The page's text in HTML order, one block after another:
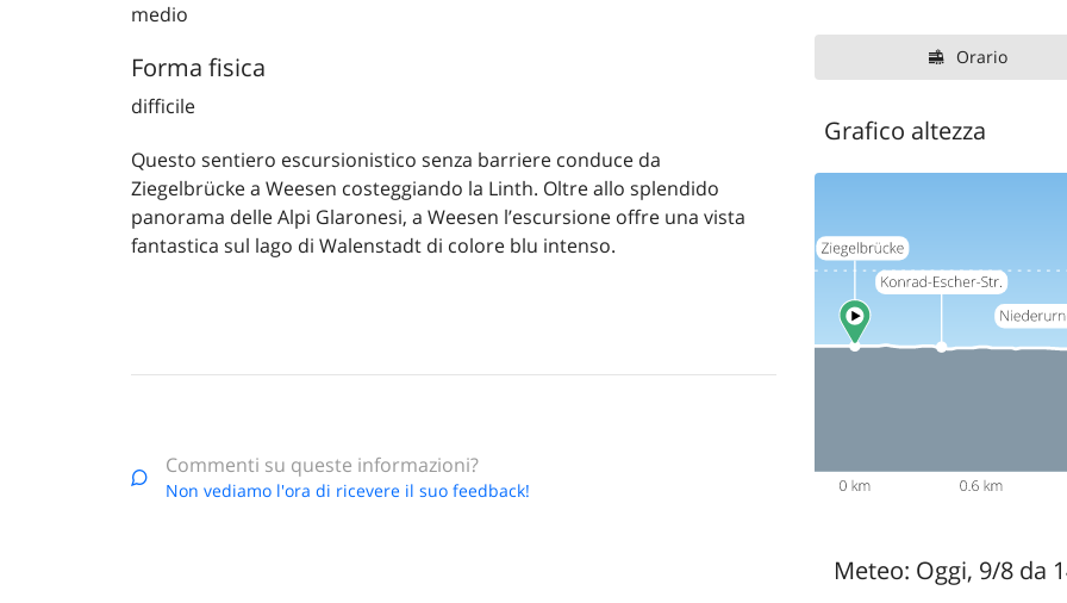
medio
Forma fisica
difficile
Questo sentiero escursionistico senza barriere conduce da
Ziegelbrücke a Weesen costeggiando la Linth. Oltre allo splendido
panorama delle Alpi Glaronesi, a Weesen l’escursione offre una vista
fantastica sul lago di Walenstadt di colore blu intenso.
Commenti su queste informazioni?
Non vediamo l'ora di ricevere il suo feedback!
Orario
Grafico altezza
Meteo: Oggi, 9/8 da